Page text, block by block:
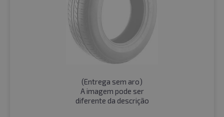
(Entrega sem aro)
A imagem pode ser
diferente da descrição